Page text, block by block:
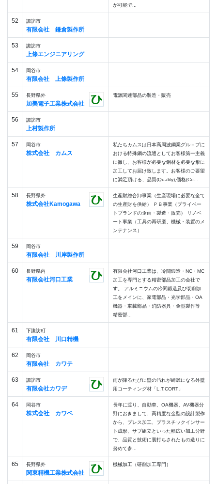
が可能で...
52 諏訪市
有限会社 鎌倉製作所
53 諏訪市
上條エンジニアリング
54 岡谷市
有限会社 上條製作所
55 長野県外
加美電子工業株式会社
電源関連部品の製造・販売
56 諏訪市
上村製作所
57 岡谷市
株式会社 カムス
私たちカムスは日本高周波鋼業グル－プに
おける特殊鋼の流通としてお客様第一主義
に徹し、お客様が必要な鋼材を必要な形に
加工してお届け致します。お客様のご要望
に満足頂ける、品質(Quality),価格(Co...
58 長野県外
株式会社Kamogawa
生産財総合卸事業（生産現場に必要な全て
の生産財を供給） ＰＢ事業（プライベー
トブランドの企画・製造・販売） リノベ
ート事業（工具の再研磨、機械・装置のメ
ンテナンス）
59 岡谷市
有限会社 川岸製作所
60 長野県内
有限会社河口工業
有限会社河口工業は、冷間鍛造・NC・MC
加工を専門とする精密部品加工の会社で
す。 アルミニウムの冷間鍛造及び切削加
工をメインに、家電部品・光学部品・OA
機器・車載部品・消防器具・金型製作等
精密部...
61 下諏訪町
有限会社 川口精機
62 岡谷市
有限会社 カワテ
63 諏訪市
有限会社カワデ
雨が降るたびに壁の汚れが綺麗になる外壁
用コーティング材「L.T.CORT」
64 岡谷市
株式会社 カワベ
長年に渡り、自動車、OA機器、AV機器分
野におきまして、高精度な金型の設計製作
から、プレス加工、プラスチックインサー
ト成形、サブ組立といった幅広い加工分野
で、品質と技術に裏打ちされたもの造りに
努めて参...
65 長野県外
関東精機工業株式会社
機械加工（研削加工専門）